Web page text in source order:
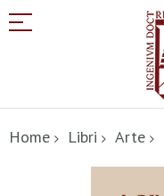
al
contenuto
Home Libri Arte